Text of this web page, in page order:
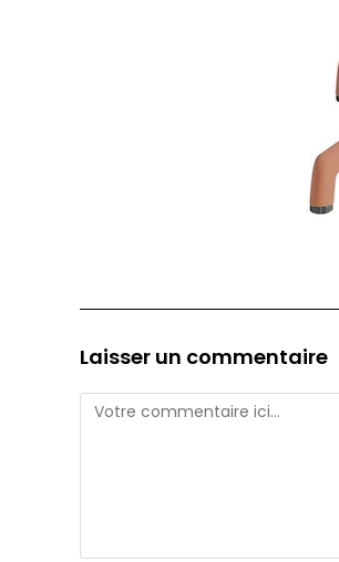
Laisser un commentaire
Comment